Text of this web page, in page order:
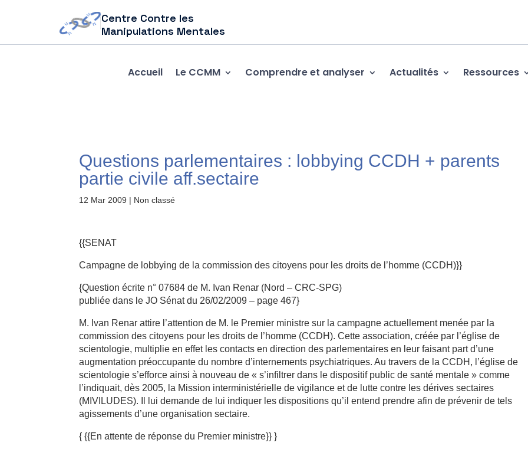
Centre Contre les
Manipulations Mentales
Accueil Le CCMM Comprendre et analyser Actualités Ressources
Questions parlementaires : lobbying CCDH + parents
partie civile aff.sectaire
12 Mar 2009 | Non classé
{{SENAT
Campagne de lobbying de la commission des citoyens pour les droits de l’homme (CCDH)}}
{Question écrite n° 07684 de M. Ivan Renar (Nord – CRC-SPG)
publiée dans le JO Sénat du 26/02/2009 – page 467}
M. Ivan Renar attire l’attention de M. le Premier ministre sur la campagne actuellement menée par la
commission des citoyens pour les droits de l’homme (CCDH). Cette association, créée par l’église de
scientologie, multiplie en effet les contacts en direction des parlementaires en leur faisant part d’une
augmentation préoccupante du nombre d’internements psychiatriques. Au travers de la CCDH, l’église de
scientologie s’efforce ainsi à nouveau de « s’infiltrer dans le dispositif public de santé mentale » comme
l’indiquait, dès 2005, la Mission interministérielle de vigilance et de lutte contre les dérives sectaires
(MIVILUDES). Il lui demande de lui indiquer les dispositions qu’il entend prendre afin de prévenir de tels
agissements d’une organisation sectaire.
{ {{En attente de réponse du Premier ministre}} }